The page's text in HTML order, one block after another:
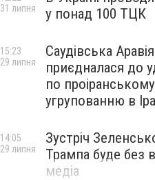
у понад 100 ТЦК
31 липня
Саудівська Аравія
приєдналася до
по проіранському
угрупованню в
15:23
29 липня
Зустріч
Трампа буде без
медіа
14:05
29 липня